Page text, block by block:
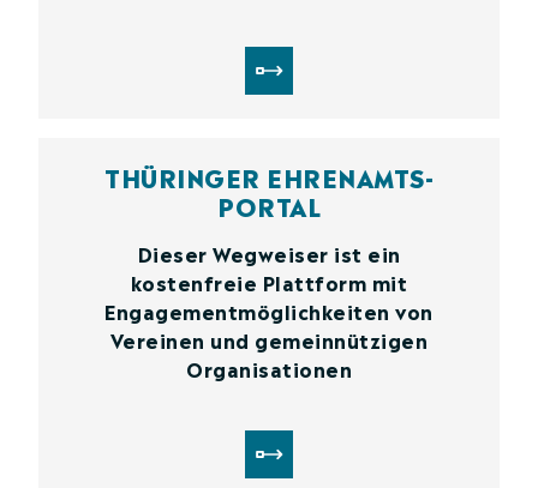
THÜRINGER EHRENAMTS­
PORTAL
Dieser Wegweiser ist ein
kostenfreie Plattform mit
Engagementmöglichkeiten von
Vereinen und gemeinnützigen
Organisationen